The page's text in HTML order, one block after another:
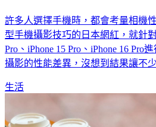
許多人選擇手機時，都會考量相機
型手機攝影技巧的日本網紅，就針對
Pro、iPhone 15 Pro、iPhone 16 Pro
攝影的性能差異，沒想到結果讓不
生活